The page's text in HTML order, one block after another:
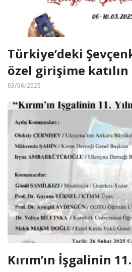
Türkiye’deki
özel girişime katılın
03/06/2025
Kırım’ın İşgalinin